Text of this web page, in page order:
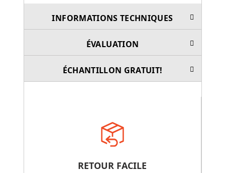
INFORMATIONS TECHNIQUES
ÉVALUATION
ÉCHANTILLON GRATUIT!
RETOUR FACILE